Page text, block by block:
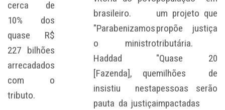
cerca de
10% dos
quase R$
227 bilhões
arrecadados
com o
tributo.
brasileiro.
"Parabenizamos
o ministro
Haddad
[Fazenda], que
insistiu nesta
pauta da justiça
um projeto que
propõe justiça
tributária.
"Quase 20
milhões de
pessoas serão
impactadas